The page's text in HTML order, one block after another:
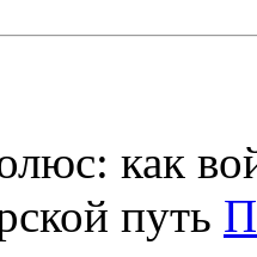
как
путь